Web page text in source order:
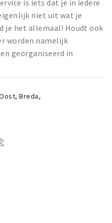
is iets dat je in iedere
niet uit wat je
je het allemaal! Houdt ook
worden namelijk
georganiseerd in
Breda,